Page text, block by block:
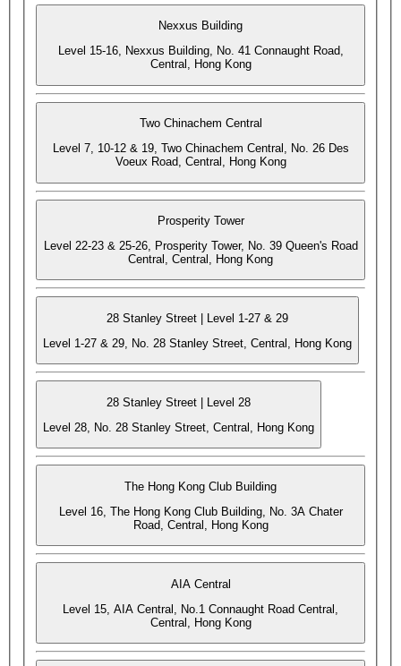
Nexxus Building
Level 15-16, Nexxus Building, No. 41 Connaught Road,
Central, Hong Kong
Two Chinachem Central
Level 7, 10-12 & 19, Two Chinachem Central, No. 26 Des
Voeux Road, Central, Hong Kong
Prosperity Tower
Level 22-23 & 25-26, Prosperity Tower, No. 39 Queen's Road
Central, Central, Hong Kong
28 Stanley Street | Level 1-27 & 29
Level 1-27 & 29, No. 28 Stanley Street, Central, Hong Kong
28 Stanley Street | Level 28
Level 28, No. 28 Stanley Street, Central, Hong Kong
The Hong Kong Club Building
Level 16, The Hong Kong Club Building, No. 3A Chater
Road, Central, Hong Kong
AIA Central
Level 15, AIA Central, No.1 Connaught Road Central,
Central, Hong Kong